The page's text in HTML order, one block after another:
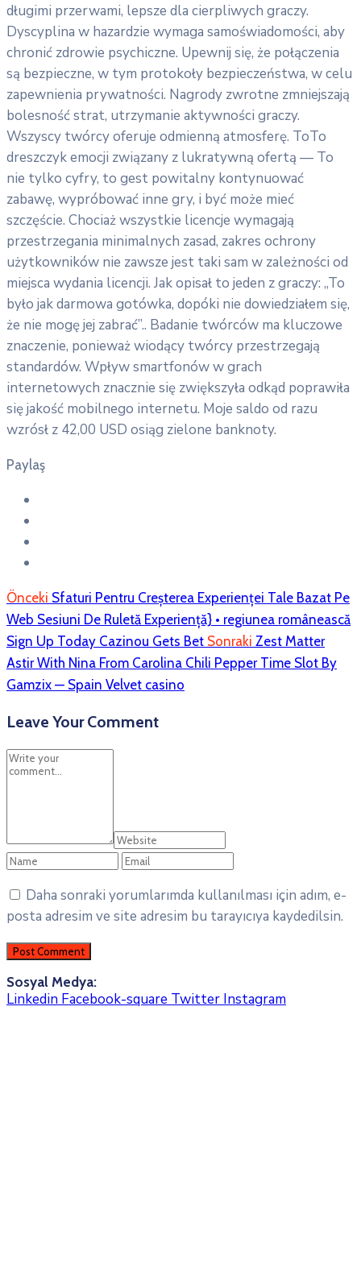
długimi przerwami, lepsze dla cierpliwych graczy.
Dyscyplina w hazardzie wymaga samoświadomości, aby
chronić zdrowie psychiczne. Upewnij się, że połączenia
są bezpieczne, w tym protokoły bezpieczeństwa, w celu
zapewnienia prywatności. Nagrody zwrotne zmniejszają
bolesność strat, utrzymanie aktywności graczy.
Wszyscy twórcy oferuje odmienną atmosferę. ToTo
dreszczyk emocji związany z lukratywną ofertą — To
nie tylko cyfry, to gest powitalny kontynuować
zabawę, wypróbować inne gry, i być może mieć
szczęście. Chociaż wszystkie licencje wymagają
przestrzegania minimalnych zasad, zakres ochrony
użytkowników nie zawsze jest taki sam w zależności od
miejsca wydania licencji. Jak opisał to jeden z graczy: „To
było jak darmowa gotówka, dopóki nie dowiedziałem się,
że nie mogę jej zabrać”.. Badanie twórców ma kluczowe
znaczenie, ponieważ wiodący twórcy przestrzegają
standardów. Wpływ smartfonów w grach
internetowych znacznie się zwiększyła odkąd poprawiła
się jakość mobilnego internetu. Moje saldo od razu
wzrósł z 42,00 USD osiąg zielone banknoty.
Paylaş
Önceki Sfaturi Pentru Creșterea Experienței Tale Bazat Pe
Web Sesiuni De Ruletă Experiență} • regiunea românească
Sign Up Today Cazinou Gets Bet Sonraki Zest Matter
Astir With Nina From Carolina Chili Pepper Time Slot By
Gamzix — Spain Velvet casino
Leave Your Comment
Daha sonraki yorumlarımda kullanılması için adım, e-
posta adresim ve site adresim bu tarayıcıya kaydedilsin.
Sosyal Medya:
Linkedin Facebook-square Twitter Instagram